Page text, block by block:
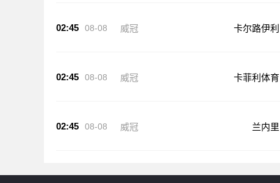
02:45 08-08 威冠 卡尔路伊利
02:45 08-08 威冠 卡菲利体育
02:45 08-08 威冠 兰内里